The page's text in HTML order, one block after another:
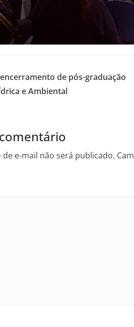
encerramento de pós-graduação
e Ambiental
de e-mail não será publicado.